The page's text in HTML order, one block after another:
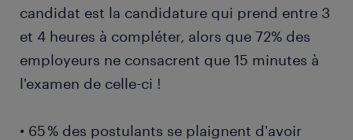
candidat est la candidature qui prend entre 3
et 4 heures à compléter, alors que 72% des
employeurs ne consacrent que 15 minutes à
l'examen de celle-ci !
• 65 % des postulants se plaignent d'avoir